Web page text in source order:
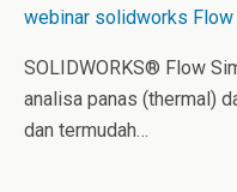
I
webinar solidworks Flow
SOLIDWORKS® Flow
analisa panas (thermal)
dan termudah…